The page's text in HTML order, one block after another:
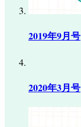
2019年9月号
2020年3月号